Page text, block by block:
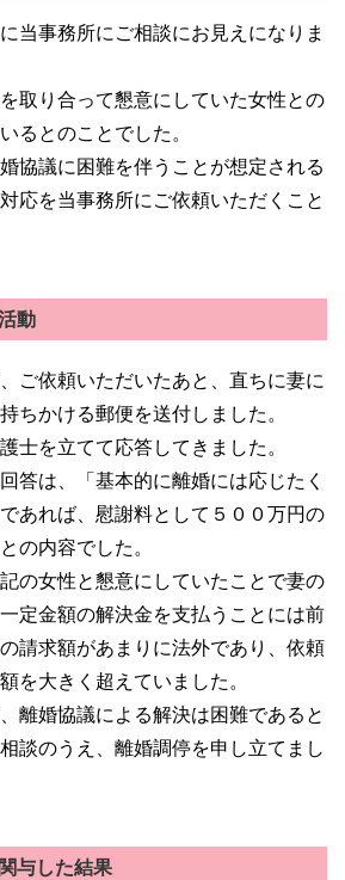
当事務所にご相談にお見えになりま
取り合って懇意にしていた女性との
るとのことでした。
協議に困難を伴うことが想定される
応を当事務所にご依頼いただくこと
動
ご依頼いただいたあと、直ちに妻に
ちかける郵便を送付しました。
士を立てて応答してきました。
答は、「基本的に離婚には応じたく
あれば、慰謝料として５００万円の
の内容でした。
の女性と懇意にしていたことで妻の
定金額の解決金を支払うことには前
請求額があまりに法外であり、依頼
を大きく超えていました。
離婚協議による解決は困難であると
談のうえ、離婚調停を申し立てまし
与した結果